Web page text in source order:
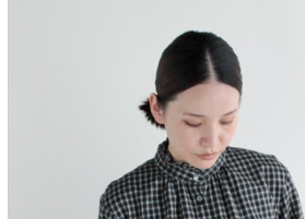
スカート
レギンス・インナー
服飾雑貨
全てのアイテム